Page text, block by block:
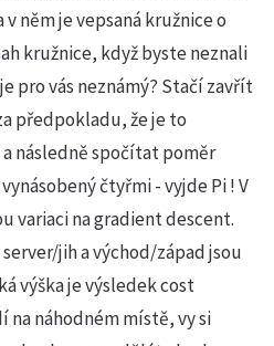
něm je vepsaná kružnice o
kružnice, když byste neznali
pro vás neznámý? Stačí zavřít
předpokladu, že je to
následně spočítat poměr
čtyřmi - vyjde Pi ! V
variaci na gradient descent.
jih a východ/západ jsou
výška je výsledek cost
na náhodném místě, vy si